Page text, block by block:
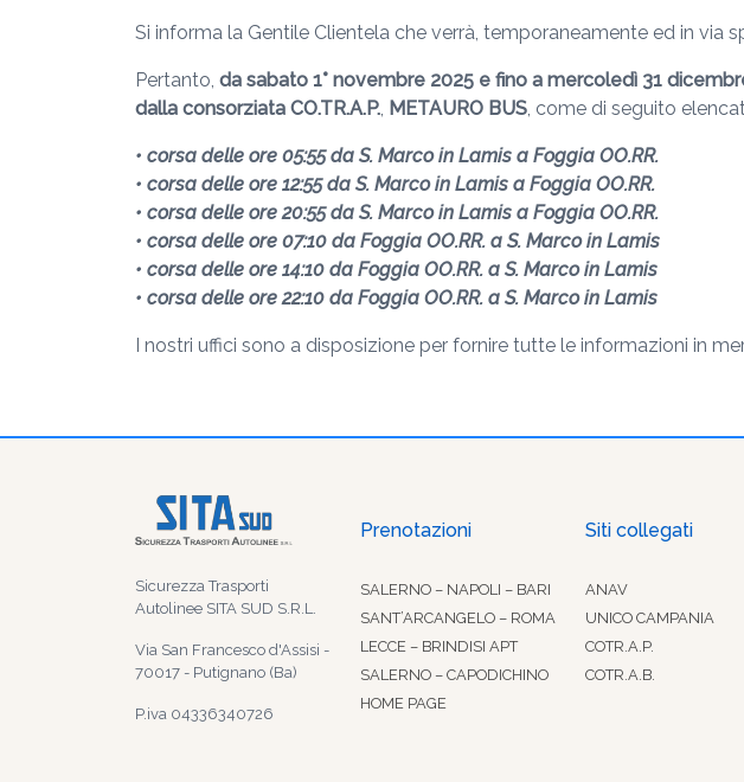
Si informa la Gentile Clientela che verrà, temporaneamente ed in via
Pertanto, da sabato 1° novembre 2025 e fino a mercoledì 31
dalla consorziata CO.TR.A.P., METAURO BUS, come di seguito
• corsa delle ore 05:55 da S. Marco in Lamis a Foggia OO.RR.
• corsa delle ore 12:55 da S. Marco in Lamis a Foggia OO.RR.
• corsa delle ore 20:55 da S. Marco in Lamis a Foggia OO.RR.
• corsa delle ore 07:10 da Foggia OO.RR. a S. Marco in Lamis
• corsa delle ore 14:10 da Foggia OO.RR. a S. Marco in Lamis
• corsa delle ore 22:10 da Foggia OO.RR. a S. Marco in Lamis
I nostri uffici sono a disposizione per fornire tutte le informazioni in
Sicurezza Trasporti
Autolinee SITA SUD S.R.L.
Via San Francesco d'Assisi -
70017 - Putignano (Ba)
P.iva 04336340726
Prenotazioni
SALERNO – NAPOLI – BARI
SANT’ARCANGELO – ROMA
LECCE – BRINDISI APT
SALERNO – CAPODICHINO
HOME PAGE
Siti collegati
ANAV
UNICO CAMPANIA
COTR.A.P.
COTR.A.B.